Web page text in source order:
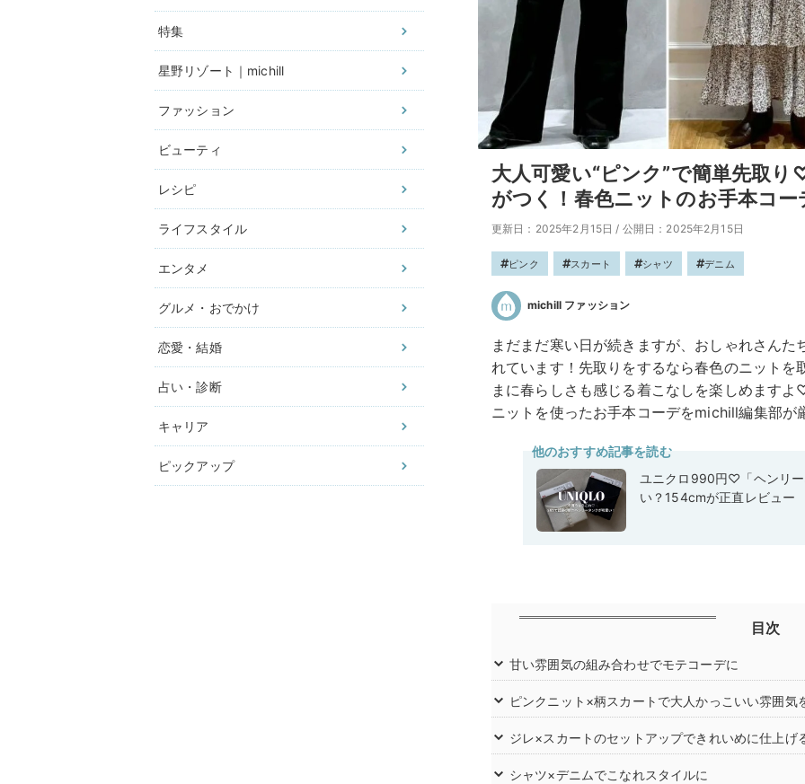
特集
星野リゾート｜michill
ファッション
ビューティ
レシピ
ライフスタイル
エンタメ
グルメ・おでかけ
恋愛・結婚
占い・診断
キャリア
ピックアップ
大人可愛い“ピンク”で簡単先取
がつく！春色ニットのお手本コー
更新日：2025年2月15日 / 公開日：2025年2月15日
ピンク スカート シャツ デニム
michill ファッション
まだまだ寒い日が続きますが、おしゃれさん
れています！先取りをするなら春色のニットを
まに春らしさも感じる着こなしを楽しめます
ニットを使ったお手本コーデをmichill編集部が
他のおすすめ記事を読む
ユニクロ990円♡「ヘンリ
い？154cmが正直レビュー
目次
甘い雰囲気の組み合わせでモテコーデに
ピンクニット×柄スカートで大人かっこいい雰囲気
ジレ×スカートのセットアップできれいめに仕上げ
シャツ×デニムでこなれスタイルに